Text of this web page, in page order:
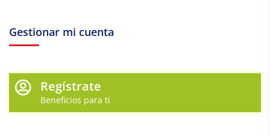
Gestionar mi cuenta
Regístrate
Beneficios para tí